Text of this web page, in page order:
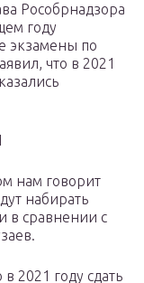
Рособрнадзора
году
экзамены по
что в 2021
нам говорит
набирать
в сравнении с
2021 году сдать